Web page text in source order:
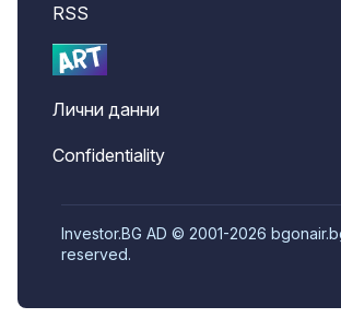
RSS
Лични данни
Confidentiality
Investor.BG AD © 2001-2026
reserved.